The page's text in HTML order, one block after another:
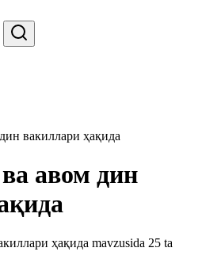
вакиллари ҳақида
авом дин
ҳақида mavzusida 25 ta